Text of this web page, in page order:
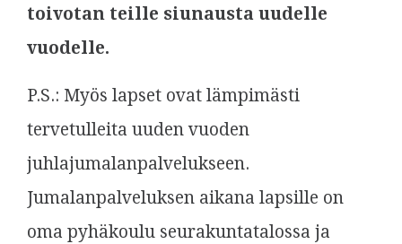
toivotan teille siunausta uudelle
vuodelle.
P.S.: Myös lapset ovat lämpimästi
tervetulleita uuden vuoden
juhlajumalanpalvelukseen.
Jumalanpalveluksen aikana lapsille on
oma pyhäkoulu seurakuntatalossa ja